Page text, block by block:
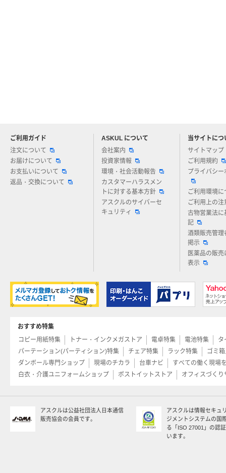
ご利用ガイド
注文について
お届けについて
お支払いについて
返品・交換について
ASKUL について
会社案内
投資家情報
環境・社会活動報告
カスタマーハラスメン
トに対する基本方針
アスクルのサイバーセ
キュリティ
当サイトにつ
サイトマップ
ご利用規約
プライバシー
ご利用環境に
ご利用上の注
古物営業法に
記
酒類販売管理
掲示
医薬品の販売
表示
アスクルについてお気軽にご質問ください
おすすめ特集
コピー用紙特集
トナー・インクメガストア 電卓特集 電池特集
タ
パーテーション(パーティション)特集
チェア特集 ラック特集
ゴミ
ダンボール専門ショップ
現場のチカラ 台車ナビ
すべての働く現場
白衣・介護ユニフォームショップ
ポストイットストア オフィスづくり
アスクルは公益社団法人日本通信
販売協会の会員です。
アスクルは情報セキュ
ジメントシステムの国
る「ISO 27001」の認
います。